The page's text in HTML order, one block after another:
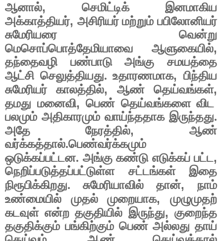
ஆனால், செமிட்டிக் இனமாகிய
அக்காத்தியர், அசிரியர் மற்றும் பபிலோனியர்
சுமேரியரை வென்று
மெசொப்பொத்தேமியாவை ஆளுகையில்,
தந்தைவழி பண்பாடு அங்கு சமயத்தை
ஆட்சி செலுத்தியது. உதாரணமாக,பிந்திய
சுமேரியர் காலத்தில், ஆண் தெய்வங்கள்,
தமது மனைவி, பெண் தெய்வங்களை விட
பலமும் அதிகாரமும் வாய்ந்ததாக இருந்தது.
அதே நேரத்தில், ஆண்
வர்க்கத்தால்.பெண்வர்க்கமும்
ஒடுக்கப்பட்டன. அங்கு கண்டு எடுக்கப் பட்ட,
நெறிப்படுத்தப்பட்டுள்ள சட்டங்கள் இதை
நிரூபிக்கிறது. சுமேரியாவில் தான், நாம்
உண்மையில் முதல் முறையாக,முழுமுதற்
கடவுள் என்ற தகுதியில் இருந்து, குறைந்த
தகுதிக்கும் பங்கிற்கும் பெண் அல்லது தாய்